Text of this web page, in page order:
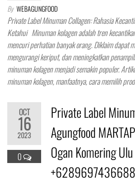
By WEBAGUNGFOOD
Private Label Minuman Collagen: Rahasia
Ketahui Minuman kolagen adalah tren
mencuri perhatian banyak orang. Diklaim dapat
mengurangi keriput, dan meningkatkan
minuman kolagen menjadi semakin populer.
minuman kolagen, manfaatnya, cara memilih
OCT
16
2023
0
Private Label
Agungfood
Ogan Komering
+6289697436688